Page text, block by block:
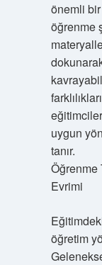
önemli
öğrenme
uygun
tanır.
Öğrenme
Evrimi
öğretim